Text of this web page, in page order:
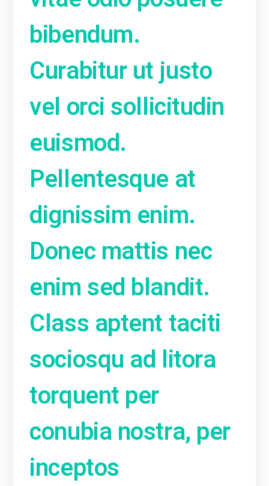
bibendum.
Curabitur ut justo
vel orci sollicitudin
euismod.
Pellentesque at
dignissim enim.
Donec mattis nec
enim sed blandit.
Class aptent taciti
sociosqu ad litora
torquent per
conubia nostra, per
inceptos